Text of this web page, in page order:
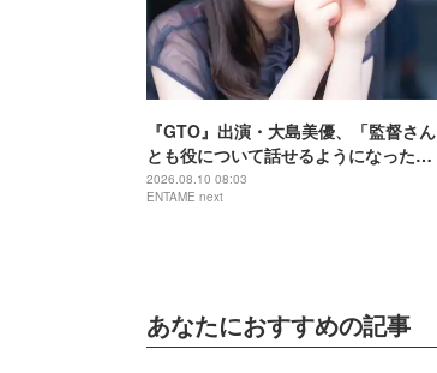
『GTO』出演・大島美優、「監督さん
とも役について話せるようになった」
二宮和也との共演で変わった芝居への
向き合い方
2026.08.10 08:03
ENTAME next
あなたにおすすめの記事